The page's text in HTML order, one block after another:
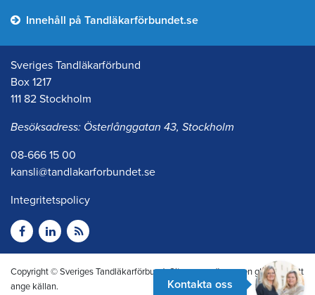
Kontakta oss
Innehåll på Tandläkarförbundet.se
Sveriges Tandläkarförbund
Box 1217
111 82 Stockholm
Besöksadress: Österlånggatan 43, Stockholm
08-666 15 00
kansli@tandlakarforbundet.se
Integritetspolicy
Copyright © Sveriges Tandläkarförbund. Citera oss gärna men glöm inte att
ange källan.